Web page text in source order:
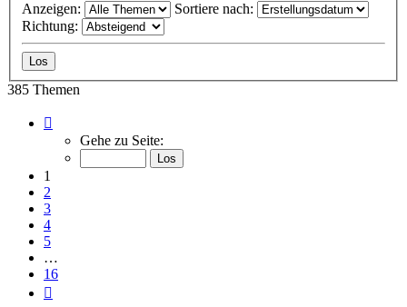
Anzeigen:
Sortiere nach:
Richtung:
385 Themen
von
Gehe zu Seite:
1
2
3
4
5
…
16